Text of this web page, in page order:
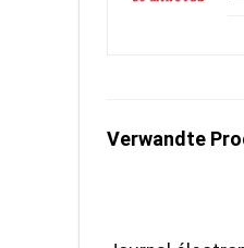
Verwandte